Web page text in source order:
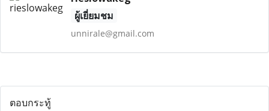
ผู้เยี่ยมชม
unnirale@gmail.com
ตอบกระทู้